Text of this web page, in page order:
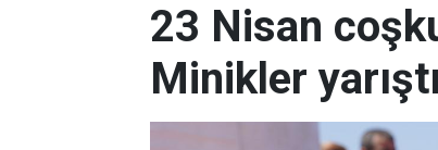
23 Nisan
Minikler